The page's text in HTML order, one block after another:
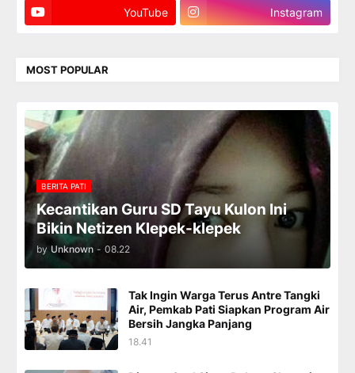
YouTube Instagram
MOST POPULAR
BERITA PATI
Kecantikan Guru SD Tayu Kulon Ini
Bikin Netizen Klepek-klepek
by Unknown - 08.22
Tak Ingin Warga Terus Antre Tangki
Air, Pemkab Pati Siapkan Program Air
Bersih Jangka Panjang
18.41